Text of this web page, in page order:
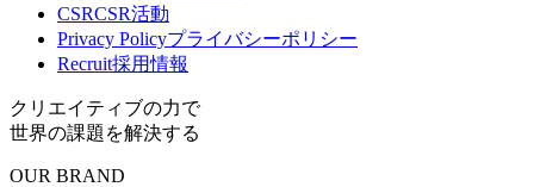
CSRCSR活動
Privacy Policyプライバシーポリシー
Recruit採用情報
クリエイティブの力で
世界の課題を解決する
OUR BRAND